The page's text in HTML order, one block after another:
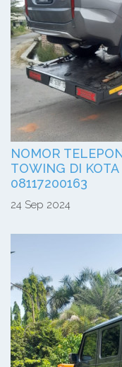
NOMOR
TOWING DI
08117200163
24 Sep 2024